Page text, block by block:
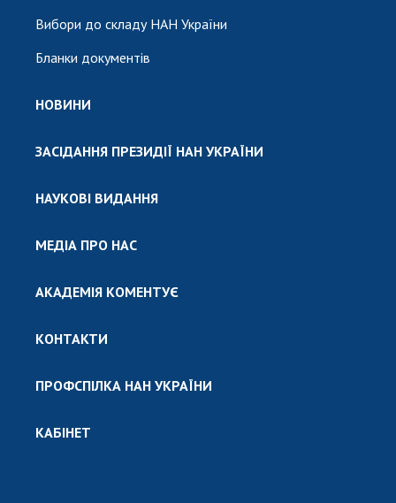
Вибори до складу НАН України
Бланки документів
НОВИНИ
ЗАСІДАННЯ ПРЕЗИДІЇ НАН УКРАЇНИ
НАУКОВІ ВИДАННЯ
МЕДІА ПРО НАС
АКАДЕМІЯ КОМЕНТУЄ
КОНТАКТИ
ПРОФСПІЛКА НАН УКРАЇНИ
КАБІНЕТ